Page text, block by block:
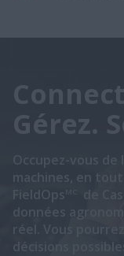
Gérez.
Occupez-vous de
machines, en
FieldOps
de
données
réel. Vous
décisions